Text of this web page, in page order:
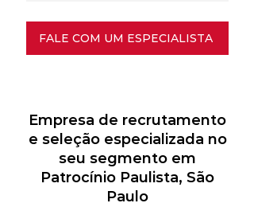
FALE COM UM ESPECIALISTA
Empresa de recrutamento
e seleção especializada no
seu segmento em
Patrocínio Paulista, São
Paulo